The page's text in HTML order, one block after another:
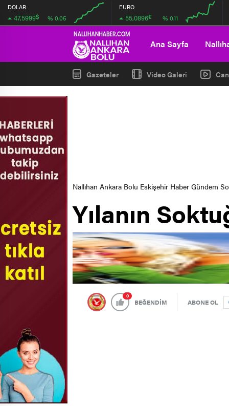
DOLAR
47,5999$ % 0.05
00:00 00:00
EURO
55,0896€ % 0.11
Ana Sayfa
Gazeteler Video Galeri
Nallıhan Ankara Bolu Eskişehir Haber Gündem
Yılanın
0
BEĞENDİM ABONE OL